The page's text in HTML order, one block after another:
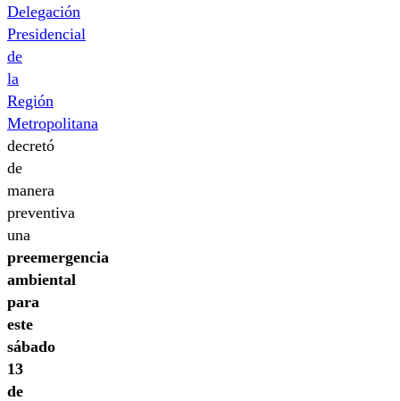
Delegación
Presidencial
de
la
Región
Metropolitana
decretó
de
manera
preventiva
una
preemergencia
ambiental
para
este
sábado
13
de